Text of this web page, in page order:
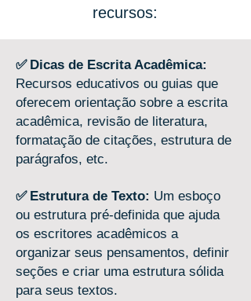
recursos:
✅ Dicas de Escrita Acadêmica:
Recursos educativos ou guias que
oferecem orientação sobre a escrita
acadêmica, revisão de literatura,
formatação de citações, estrutura de
parágrafos, etc.
✅ Estrutura de Texto: Um esboço
ou estrutura pré-definida que ajuda
os escritores acadêmicos a
organizar seus pensamentos, definir
seções e criar uma estrutura sólida
para seus textos.